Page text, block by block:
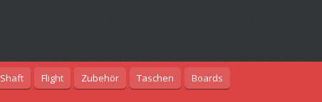
Shaft Flight Zubehör Taschen
Boards